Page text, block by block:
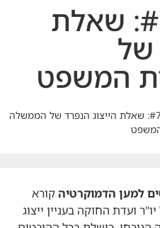
עמדה #72: שאלת
#72: שאלת הייצוג הנפרד של הממשלה
הדמוקרטיהקורא
החוקה בעניין ייצוג